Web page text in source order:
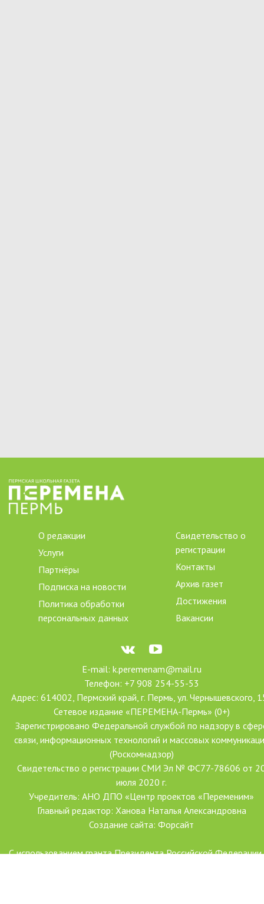
О редакции
Услуги
Партнёры
Подписка на новости
Политика обработки
персональных данных
Свидетельство о
регистрации
Контакты
Архив газет
Достижения
Вакансии
E-mail: k.peremenam@mail.ru
Телефон: +7 908 254-55-53
Адрес: 614002, Пермский край, г. Пермь, ул. Чернышевского,
Сетевое издание «ПЕРЕМЕНА-Пермь» (0+)
Зарегистрировано Федеральной службой по надзору в
связи, информационных технологий и массовых
(Роскомнадзор)
Свидетельство о регистрации СМИ Эл № ФС77-78606 от
июля 2020 г.
Учредитель: АНО ДПО «Центр проектов «Переменим»
Главный редактор: Ханова Наталья Александровна
Создание сайта: Форсайт
С использованием гранта Президента Российской Федерации